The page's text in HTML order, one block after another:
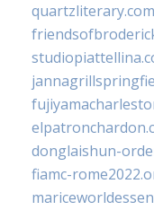
quartzliterary.com
donglaishun-
fiamc-